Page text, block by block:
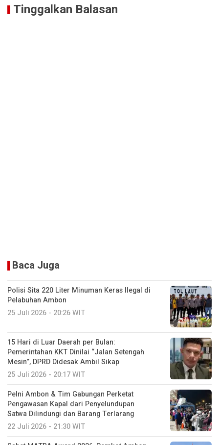
Tinggalkan Balasan
Baca Juga
Polisi Sita 220 Liter Minuman Keras Ilegal di
Pelabuhan Ambon
25 Juli 2026 - 20:26 WIT
15 Hari di Luar Daerah per Bulan:
Pemerintahan KKT Dinilai “Jalan Setengah
Mesin”, DPRD Didesak Ambil Sikap
25 Juli 2026 - 20:17 WIT
Pelni Ambon & Tim Gabungan Perketat
Pengawasan Kapal dari Penyelundupan
Satwa Dilindungi dan Barang Terlarang
22 Juli 2026 - 21:30 WIT